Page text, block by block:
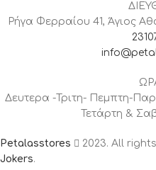
Ρήγα Φερραίου 41, Άγιος
Δευτερα -Τριτη- Πεμπτη-
Τετάρτη &
Petalasstores 2023. All
Jokers.